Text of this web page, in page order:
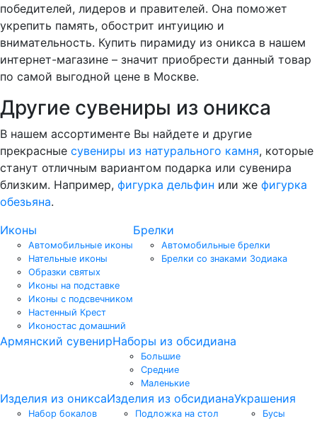
победителей, лидеров и правителей. Она поможет
укрепить память, обострит интуицию и
внимательность. Купить пирамиду из оникса в нашем
интернет-магазине – значит приобрести данный товар
по самой выгодной цене в Москве.
Другие сувениры из оникса
В нашем ассортименте Вы найдете и другие
прекрасные сувениры из натурального камня, которые
станут отличным вариантом подарка или сувенира
близким. Например, фигурка дельфин или же фигурка
обезьяна.
Иконы
Автомобильные иконы
Нательные иконы
Образки святых
Иконы на подставке
Иконы с подсвечником
Настенный Крест
Иконостас домашний
Брелки
Автомобильные брелки
Брелки со знаками Зодиака
Армянский сувенирНаборы из обсидиана
Большие
Средние
Маленькие
Изделия из оникса
Набор бокалов
Изделия из обсидиана
Подложка на стол
Украшения
Бусы